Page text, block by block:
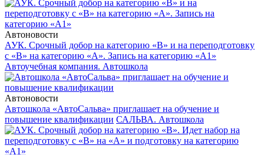
Автоновости
АУК. Срочный добор на категорию «В» и на переподготовку
с «В» на категорию «А». Запись на категорию «А1»
Автоучебная компания. Автошкола
Автоновости
Автошкола «АвтоСальва» приглашает на обучение и
повышение квалификации САЛЬВА. Автошкола